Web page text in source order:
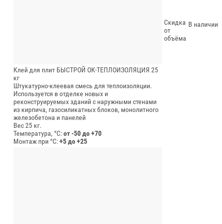
Клей для плит БЫСТРОЙ ОК-ТЕПЛОИЗОЛЯЦИЯ 25
кг
Штукатурно-клеевая смесь для теплоизоляции.
Используется в отделке новых и
реконструируемых зданий с наружными стенами
из кирпича, газосиликатных блоков, монолитного
железобетона и панелей
Вес 25 кг.
Температура, °C:от -50 до +70
Монтаж при °C:+5 до +25
Скидка
от
объёма
В наличии